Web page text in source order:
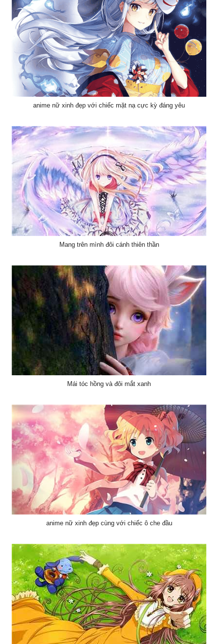
anime nữ xinh đẹp với chiếc mặt nạ cực kỳ đáng yêu
Mang trên mình đôi cánh thiên thần
Mái tóc hồng và đôi mắt xanh
anime nữ xinh đẹp cùng với chiếc ô che đầu